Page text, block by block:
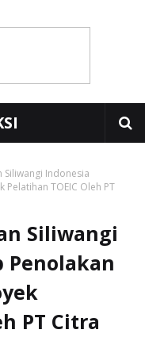
Siliwangi Indonesia
TOEIC Oleh PT
Siliwangi
Penolakan
PT Citra